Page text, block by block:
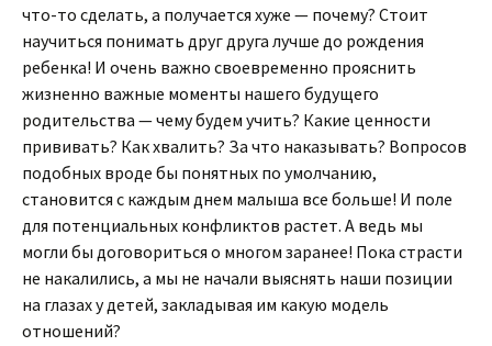
что-то сделать, а получается хуже — почему? Стоит
научиться понимать друг друга лучше до рождения
ребенка! И очень важно своевременно прояснить
жизненно важные моменты нашего будущего
родительства — чему будем учить? Какие ценности
прививать? Как хвалить? За что наказывать? Вопросов
подобных вроде бы понятных по умолчанию,
становится с каждым днем малыша все больше! И поле
для потенциальных конфликтов растет. А ведь мы
могли бы договориться о многом заранее! Пока страсти
не накалились, а мы не начали выяснять наши позиции
на глазах у детей, закладывая им какую модель
отношений?